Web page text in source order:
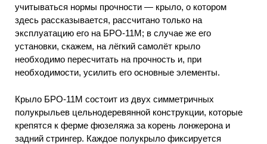
учитываться нормы прочности — крыло, о котором
здесь рассказывается, рассчитано только на
эксплуатацию его на БРО-11М; в случае же его
установки, скажем, на лёгкий самолёт крыло
необходимо пересчитать на прочность и, при
необходимости, усилить его основные элементы.
Крыло БРО-11М состоит из двух симметричных
полукрыльев цельнодеревянной конструкции, которые
крепятся к ферме фюзеляжа за корень лонжерона и
задний стрингер. Каждое полукрыло фиксируется